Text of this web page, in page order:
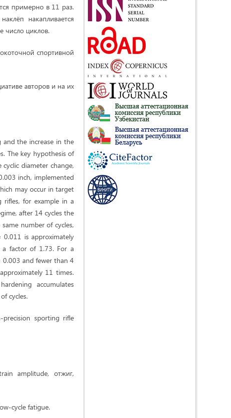
примерно в 11 раз.
накапливается
число циклов.
спортивной
авторов и на их
and the increase in the
The key hypothesis of
diameter change,
inch, implemented
may occur in target
for example in a
after 14 cycles the
number of cycles,
is approximately
a factor of 1.73. For a
and fewer than 4
11 times.
accumulates
cycles.
sporting rifle
amplitude, отжиг,
cycle fatigue.